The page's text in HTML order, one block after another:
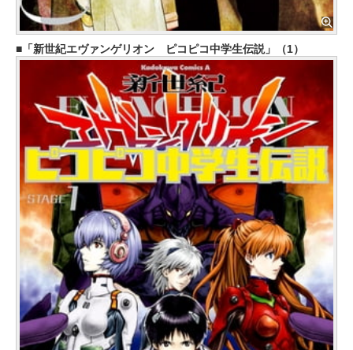
「新世紀エヴァンゲリオン ピコピコ中学生伝説」（1）